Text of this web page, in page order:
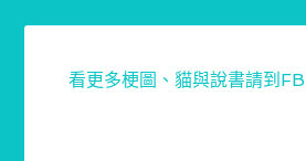
看更多梗圖、貓與說書請到FB